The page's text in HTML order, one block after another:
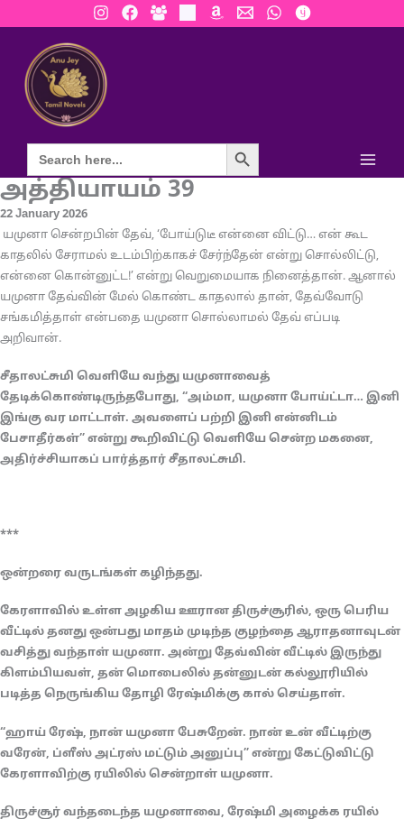
to
content
Search Button
அத்தியாயம் 39
22 January 2026
யமுனா சென்றபின் தேவ், ‘போய்டுடீ என்னை விட்டு… என் கூட
காதலில் சேராமல் உடம்பிற்காகச் சேர்ந்தேன் என்று சொல்லிட்டு,
என்னை கொன்னுட்ட!’ என்று வெறுமையாக நினைத்தான். ஆனால்
யமுனா தேவ்வின் மேல் கொண்ட காதலால் தான், தேவ்வோடு
சங்கமித்தாள் என்பதை யமுனா சொல்லாமல் தேவ் எப்படி
அறிவான்.
சீதாலட்சுமி வெளியே வந்து யமுனாவைத்
தேடிக்கொண்டிருந்தபோது, “அம்மா, யமுனா போய்ட்டா… இனி
இங்கு வர மாட்டாள். அவளைப் பற்றி இனி என்னிடம்
பேசாதீர்கள்” என்று கூறிவிட்டு வெளியே சென்ற மகனை,
அதிர்ச்சியாகப் பார்த்தார் சீதாலட்சுமி.
***
ஒன்றரை வருடங்கள் கழிந்தது.
கேரளாவில் உள்ள அழகிய ஊரான திருச்சூரில், ஒரு பெரிய
வீட்டில் தனது ஒன்பது மாதம் முடிந்த குழந்தை ஆராதனாவுடன்
வசித்து வந்தாள் யமுனா. அன்று தேவ்வின் வீட்டில் இருந்து
கிளம்பியவள், தன் மொபைலில் தன்னுடன் கல்லூரியில்
படித்த நெருங்கிய தோழி ரேஷ்மிக்கு கால் செய்தாள்.
“ஹாய் ரேஷ், நான் யமுனா பேசுறேன். நான் உன் வீட்டிற்கு
வரேன், ப்ளீஸ் அட்ரஸ் மட்டும் அனுப்பு” என்று கேட்டுவிட்டு
கேரளாவிற்கு ரயிலில் சென்றாள் யமுனா.
திருச்சூர் வந்தடைந்த யமுனாவை, ரேஷ்மி அழைக்க ரயில்